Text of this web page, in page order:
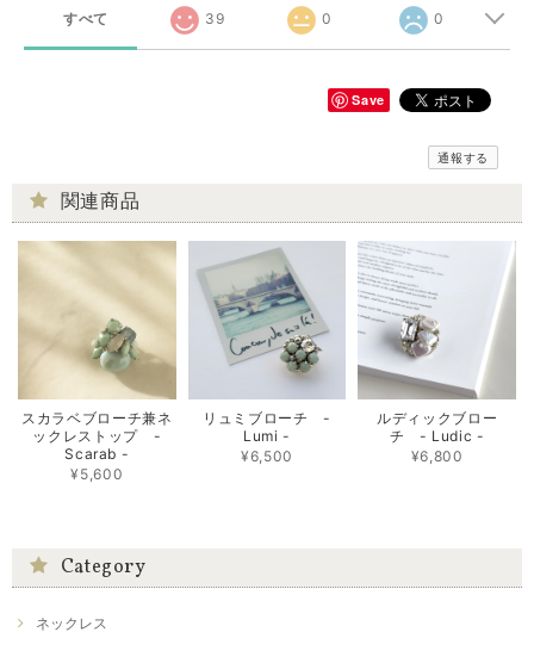
すべて 39 0 0
Save
通報する
関連商品
スカラベブローチ兼ネ
ックレストップ -
Scarab -
¥5,600
リュミブローチ -
Lumi -
¥6,500
ルディックブロー
チ - Ludic -
¥6,800
Category
ネックレス